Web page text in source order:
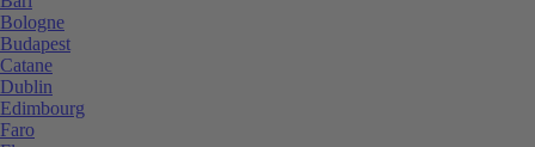
Bologne
Budapest
Catane
Dublin
Edimbourg
Faro